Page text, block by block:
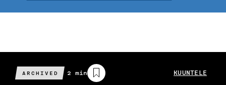
ARCHIVED
Arvioitu
lukuaika
2 min KUUNTELE